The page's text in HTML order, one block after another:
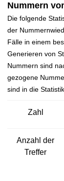
Nummern
Die folgende
der
Fälle in einem
Generieren von
Nummern sind
gezogene
sind in die
Zahl
Anzahl der
Treffer